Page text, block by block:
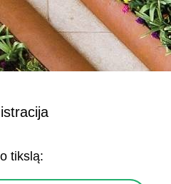
tikslą: